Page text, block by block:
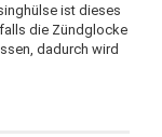
ist dieses
die Zündglocke
dadurch wird